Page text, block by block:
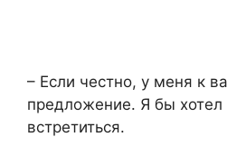
– Если честно, у меня к
предложение. Я бы хотел
встретиться.